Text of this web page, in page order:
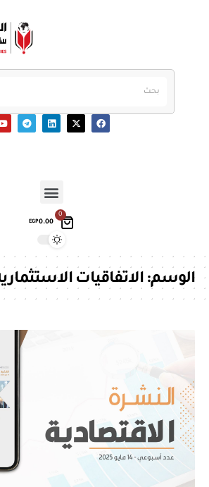
0
EGP0.00
الوسم:الاتفاقيات الاستثمارية